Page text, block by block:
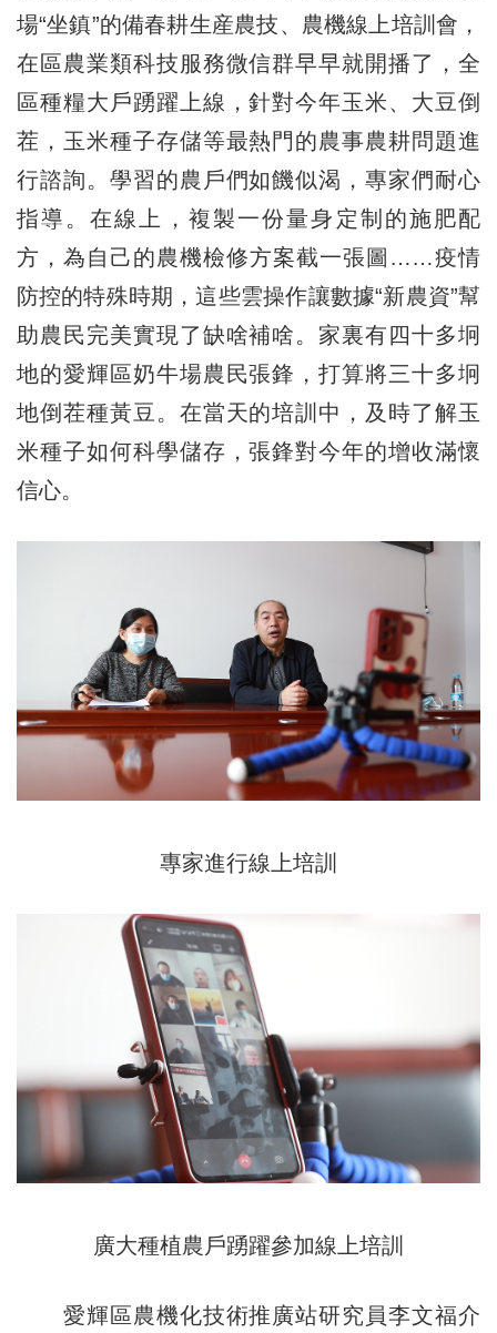
場“坐鎮”的備春耕生産農技、農機線上培訓會，
在區農業類科技服務微信群早早就開播了，全
區種糧大戶踴躍上線，針對今年玉米、大豆倒
茬，玉米種子存儲等最熱門的農事農耕問題進
行諮詢。學習的農戶們如饑似渴，專家們耐心
指導。在線上，複製一份量身定制的施肥配
方，為自己的農機檢修方案截一張圖……疫情
防控的特殊時期，這些雲操作讓數據“新農資”幫
助農民完美實現了缺啥補啥。家裏有四十多坰
地的愛輝區奶牛場農民張鋒，打算將三十多坰
地倒茬種黃豆。在當天的培訓中，及時了解玉
米種子如何科學儲存，張鋒對今年的增收滿懷
信心。
專家進行線上培訓
廣大種植農戶踴躍參加線上培訓
愛輝區農機化技術推廣站研究員李文福介